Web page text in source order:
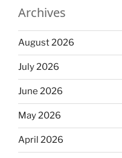
Archives
August 2026
July 2026
June 2026
May 2026
April 2026